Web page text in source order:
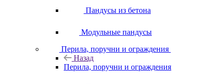
Пандусы из бетона
Модульные пандусы
Перила, поручни и ограждения
Назад
Перила, поручни и ограждения